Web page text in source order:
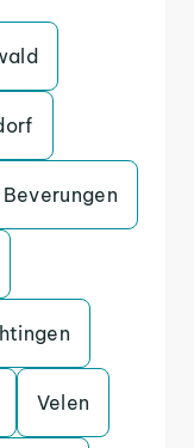
Beverungen
Velen